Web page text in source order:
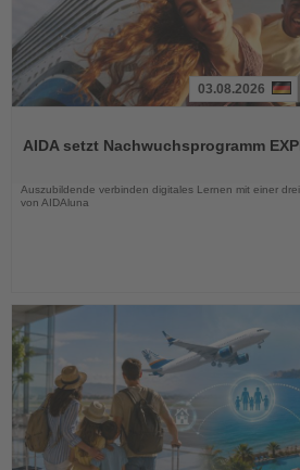
die
03.08.2026
AIDA setzt Nachwuchsprogramm
Auszubildende verbinden digitales Lernen mit einer
von AIDAluna